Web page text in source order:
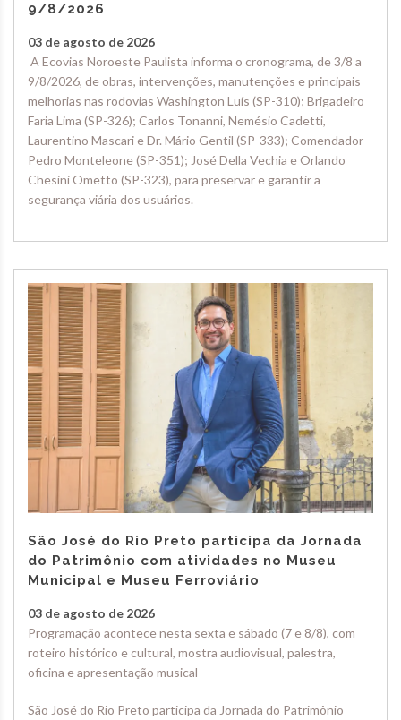
9/8/2026
03 de agosto de 2026
A Ecovias Noroeste Paulista informa o cronograma, de 3/8 a
9/8/2026, de obras, intervenções, manutenções e principais
melhorias nas rodovias Washington Luís (SP-310); Brigadeiro
Faria Lima (SP-326); Carlos Tonanni, Nemésio Cadetti,
Laurentino Mascari e Dr. Mário Gentil (SP-333); Comendador
Pedro Monteleone (SP-351); José Della Vechia e Orlando
Chesini Ometto (SP-323), para preservar e garantir a
segurança viária dos usuários.
São José do Rio Preto participa da Jornada
do Patrimônio com atividades no Museu
Municipal e Museu Ferroviário
03 de agosto de 2026
Programação acontece nesta sexta e sábado (7 e 8/8), com
roteiro histórico e cultural, mostra audiovisual, palestra,
oficina e apresentação musical
São José do Rio Preto participa da Jornada do Patrimônio